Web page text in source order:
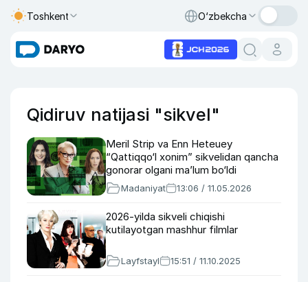
Toshkent O‘zbekcha
Qidiruv natijasi "sikvel"
Meril Strip va Enn Heteuey
“Qattiqqo‘l xonim” sikvelidan qancha
gonorar olgani ma’lum bo‘ldi
Madaniyat 13:06 / 11.05.2026
2026-yilda sikveli chiqishi
kutilayotgan mashhur filmlar
Layfstayl 15:51 / 11.10.2025